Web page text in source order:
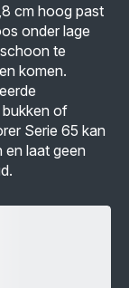
cm hoog past
onder lage
te
komen.
of
Serie 65 kan
en laat geen